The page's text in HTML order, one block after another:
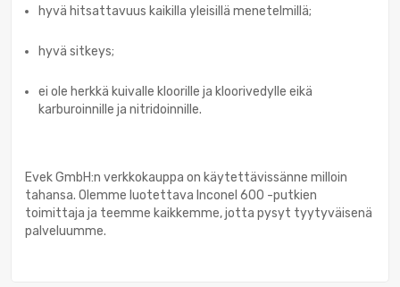
hyvä hitsattavuus kaikilla yleisillä menetelmillä;
hyvä sitkeys;
ei ole herkkä kuivalle kloorille ja kloorivedylle eikä
karburoinnille ja nitridoinnille.
Evek GmbH:n verkkokauppa on käytettävissänne milloin
tahansa. Olemme luotettava Inconel 600 -putkien
toimittaja ja teemme kaikkemme, jotta pysyt tyytyväisenä
palveluumme.